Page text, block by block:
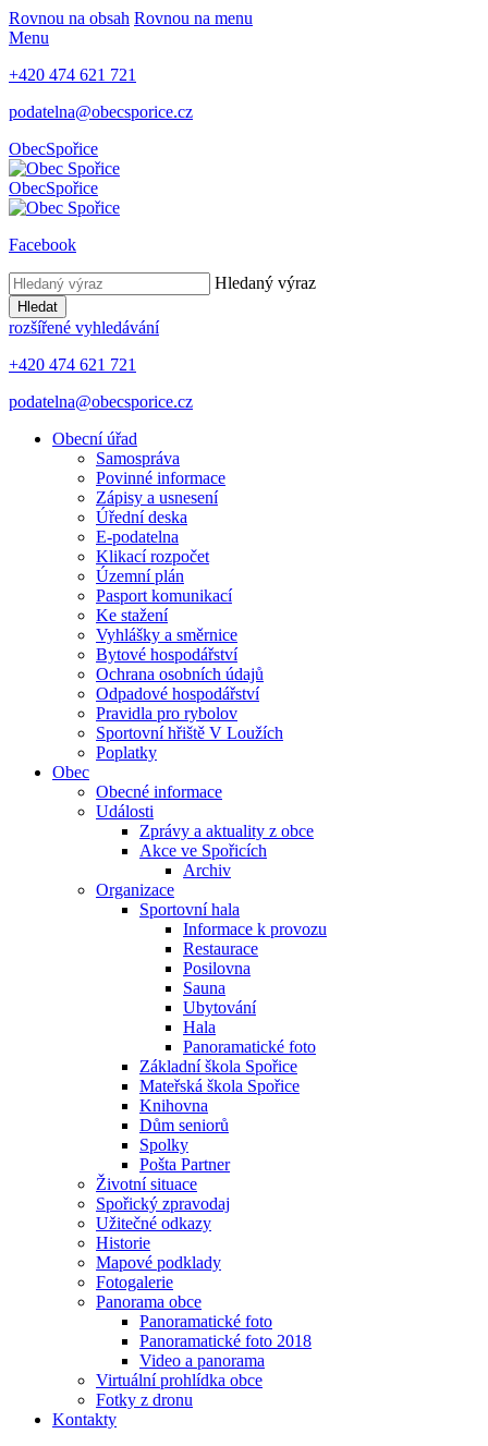
Rovnou na obsah Rovnou na menu
Menu
+420 474 621 721
podatelna@obecsporice.cz
ObecSpořice
ObecSpořice
Facebook
Hledaný výraz
Hledat
rozšířené vyhledávání
+420 474 621 721
podatelna@obecsporice.cz
Obecní úřad
Samospráva
Povinné informace
Zápisy a usnesení
Úřední deska
E-podatelna
Klikací rozpočet
Územní plán
Pasport komunikací
Ke stažení
Vyhlášky a směrnice
Bytové hospodářství
Ochrana osobních údajů
Odpadové hospodářství
Pravidla pro rybolov
Sportovní hřiště V Loužích
Poplatky
Obec
Obecné informace
Události
Zprávy a aktuality z obce
Akce ve Spořicích
Archiv
Organizace
Sportovní hala
Informace k provozu
Restaurace
Posilovna
Sauna
Ubytování
Hala
Panoramatické foto
Základní škola Spořice
Mateřská škola Spořice
Knihovna
Dům seniorů
Spolky
Pošta Partner
Životní situace
Spořický zpravodaj
Užitečné odkazy
Historie
Mapové podklady
Fotogalerie
Panorama obce
Panoramatické foto
Panoramatické foto 2018
Video a panorama
Virtuální prohlídka obce
Fotky z dronu
Kontakty